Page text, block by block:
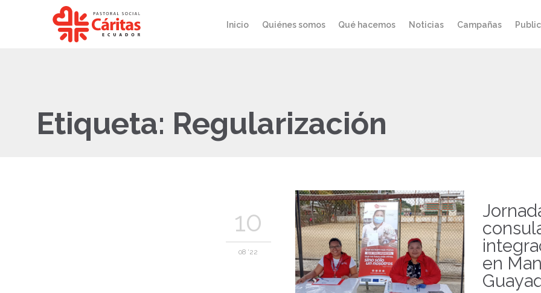
Inicio Quiénes somos Qué hacemos Noticias Campañas
Etiqueta: Regularización
10
08 '22
en